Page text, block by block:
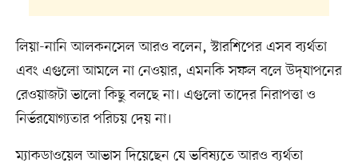
লিয়া-নানি আলকনসেল আরও বলেন, স্টারশিপের এসব ব্যর্থতা
এবং এগুলো আমলে না নেওয়ার, এমনকি সফল বলে উদ্‌যাপনের
রেওয়াজটা ভালো কিছু বলছে না। এগুলো তাদের নিরাপত্তা ও
নির্ভরযোগ্যতার পরিচয় দেয় না।
ম্যাকডাওয়েল আভাস দিয়েছেন যে ভবিষ্যতে আরও ব্যর্থতা